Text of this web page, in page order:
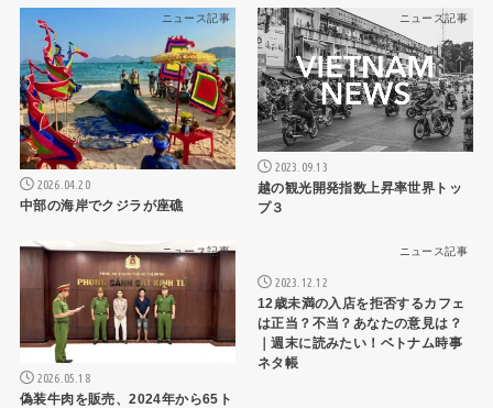
ニュース記事
2026.04.20
中部の海岸でクジラが座礁
ニュース記事
2023.09.13
越の観光開発指数上昇率世界トッ
プ３
ニュース記事
2026.05.18
偽装牛肉を販売、2024年から65ト
ニュース記事
2023.12.12
12歳未満の入店を拒否するカフェ
は正当？不当？あなたの意見は？
｜週末に読みたい！ベトナム時事
ネタ帳